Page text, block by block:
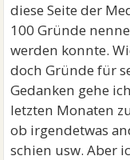
diese Seite der
100 Gründe
werden konnte.
doch Gründe für
Gedanken gehe
letzten Monaten
ob irgendetwas
schien usw. Aber